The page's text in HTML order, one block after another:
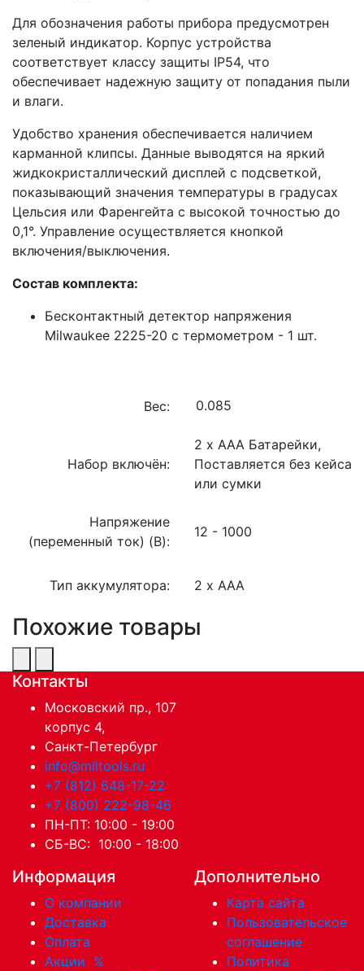
Для обозначения работы прибора предусмотрен
зеленый индикатор. Корпус устройства
соответствует классу защиты IP54, что
обеспечивает надежную защиту от попадания пыли
и влаги.
Удобство хранения обеспечивается наличием
карманной клипсы. Данные выводятся на яркий
жидкокристаллический дисплей с подсветкой,
показывающий значения температуры в градусах
Цельсия или Фаренгейта с высокой точностью до
0,1°. Управление осуществляется кнопкой
включения/выключения.
Состав комплекта:
Бесконтактный детектор напряжения
Milwaukee 2225-20 с термометром - 1 шт.
Вес:
Набор включён:
2 x AAA Батарейки,
Поставляется без кейса
или сумки
Напряжение
(переменный ток) (В):
12 - 1000
Тип аккумулятора: 2 x AAA
Похожие товары
Контакты
Московский пр., 107
корпус 4,
Санкт-Петербург
info@miltools.ru
+7 (812) 648-17-22
+7 (800) 222-98-46
ПН-ПТ: 10:00 - 19:00
СБ-ВС: 10:00 - 18:00
Информация
О компании
Доставка
Оплата
Акции %
Дополнительно
Карта сайта
Пользовательское
соглашение
Политика